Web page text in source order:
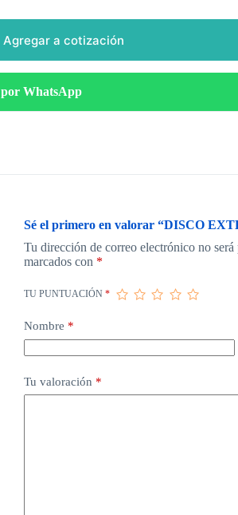
Agregar a cotización
WhatsApp
Sé el primero en valorar “DISCO
Tu dirección de correo electrónico no será
marcados con *
TU PUNTUACIÓN *
Nombre *
Tu valoración *